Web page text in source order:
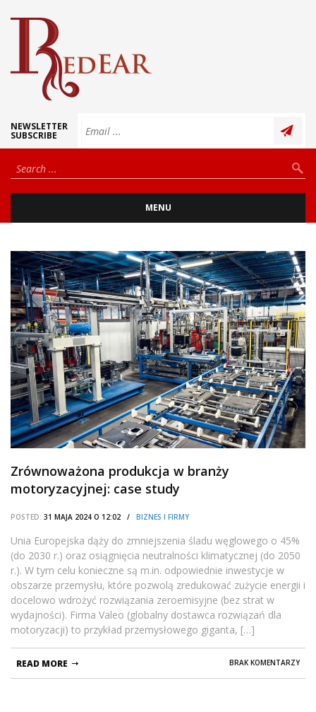
NEWSLETTER
SUBSCRIBE
MENU
Zrównoważona produkcja w branży
motoryzacyjnej: case study
POSTED: 31 MAJA 2024 O 12:02 / BIZNES I FIRMY
Unia Europejska dąży do zmniejszenia śladu węglowego o 45%
(do 2030 r.) oraz osiągnięcia neutralności klimatycznej (do 2050
r.). W tym celu konieczne są m.in. odpowiednie inwestycje w
obszarze przemysłu, które pozwolą zredukować zużycie energii i
docelowo wdrożyć rozwiązania zeroemisyjne (bez strat w
wydajności). Firma Valeo (globalny dostawca rozwiązań dla
motoryzacji) to przykład przemysłowego giganta, […]
BRAK KOMENTARZY
READ MORE